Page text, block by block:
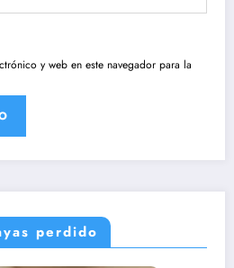
y web en este navegador para la
perdido